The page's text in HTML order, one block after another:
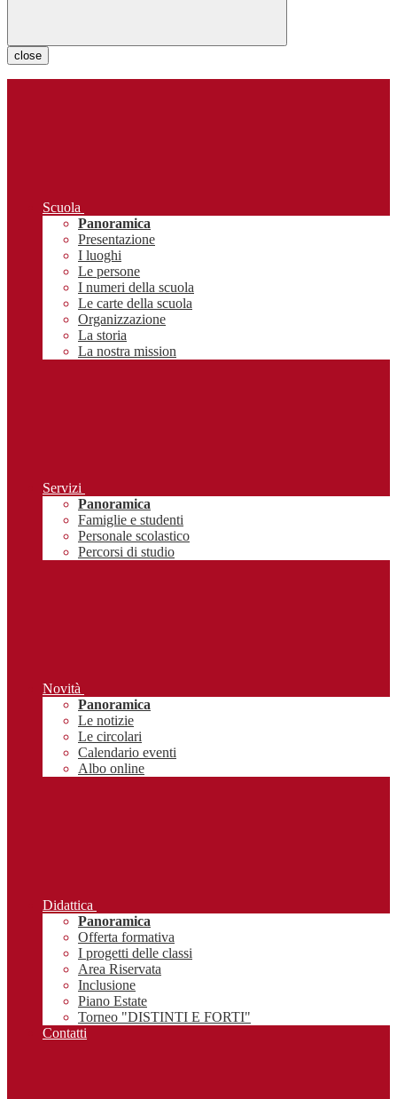
close
Scuola
Panoramica
Presentazione
I luoghi
Le persone
I numeri della scuola
Le carte della scuola
Organizzazione
La storia
La nostra mission
Servizi
Panoramica
Famiglie e studenti
Personale scolastico
Percorsi di studio
Novità
Panoramica
Le notizie
Le circolari
Calendario eventi
Albo online
Didattica
Panoramica
Offerta formativa
I progetti delle classi
Area Riservata
Inclusione
Piano Estate
Torneo "DISTINTI E FORTI"
Contatti